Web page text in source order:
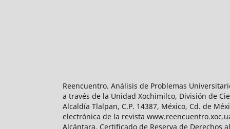
Reencuentro. Análisis de Problemas
a través de la Unidad Xochimilco, División de
Alcaldía Tlalpan, C.P. 14387, México, Cd. de
electrónica de la revista
Alcántara. Certificado de Reserva de Derechos